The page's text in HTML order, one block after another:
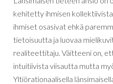
kehitetty ihmisen kollektiivista
ihmiset osasivat ehkä
tietoisuutta ja luovaa
realiteettitaju. Väitteeni on,
intuitiivista viisautta mutta
Yltiörationaalisella